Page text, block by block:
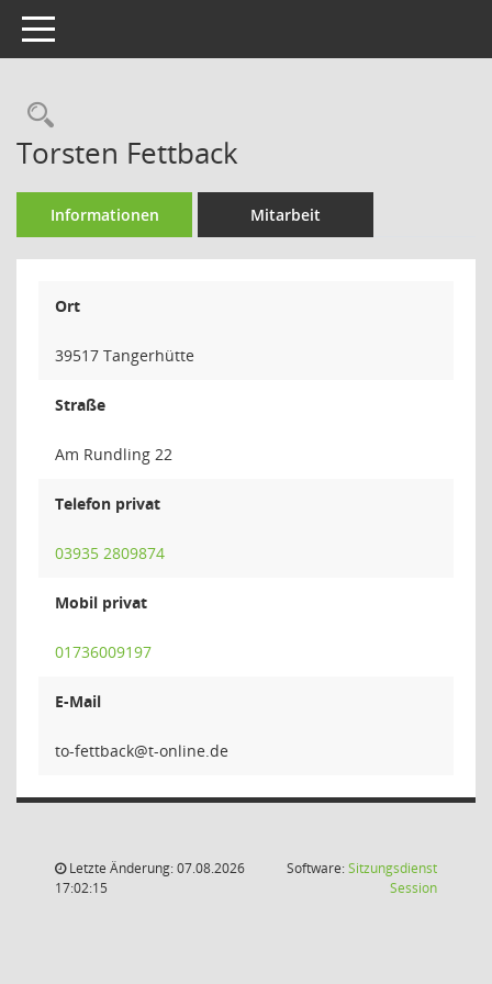
Toggle navigation
Rechercheauswahl
Torsten Fettback
Informationen Mitarbeit
Ort
39517 Tangerhütte
Straße
Am Rundling 22
Telefon privat
03935 2809874
Mobil privat
01736009197
E-Mail
kcabt
Letzte Änderung: 07.08.2026
17:02:15
Software:Sitzungsdienst
Session(Wird in